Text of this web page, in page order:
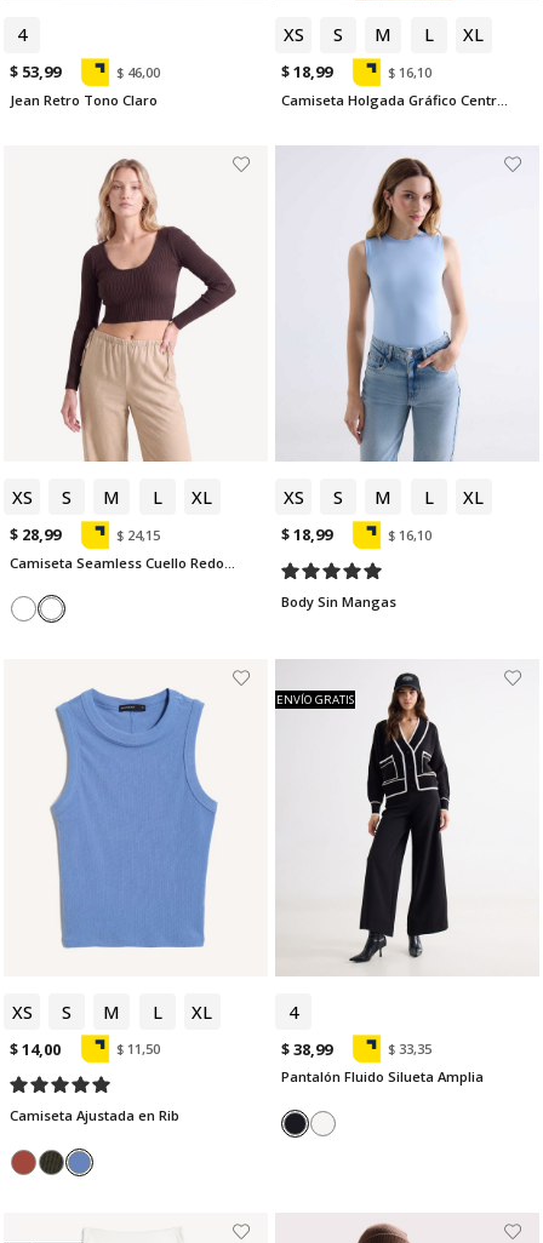
4 6
$ 53,99
$ 46,00
Jean Retro Tono Claro
XS S M L XL
$ 18,99
$ 16,10
Camiseta Holgada Gráfico Central
XS S M L XL
$ 28,99
$ 24,15
XS S M L XL
$ 18,99 $ 16,10
Body Sin Mangas
XS S M L XL
$ 14,00 $ 11,50
Camiseta Ajustada en Rib
4
ENVÍO GRATIS
$ 38,99
$ 33,35
Pantalón Fluido Silueta Amplia